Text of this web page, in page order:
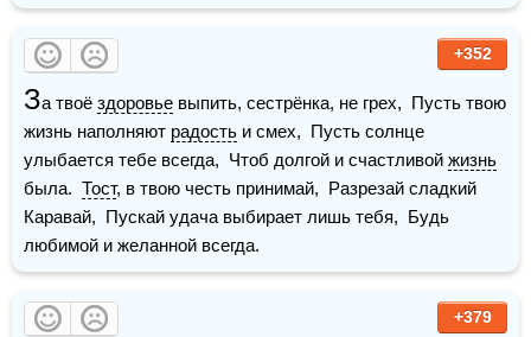
+352
За твоё здоровье выпить, сестрёнка, не грех,  Пусть твою
жизнь наполняют радость и смех,  Пусть солнце
улыбается тебе всегда,  Чтоб долгой и счастливой жизнь
была. Тост, в твою честь принимай,  Разрезай сладкий
Каравай,  Пускай удача выбирает лишь тебя,  Будь
любимой и желанной всегда.
+379